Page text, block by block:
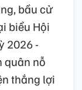
bầu cử
biểu Hội
2026 -
quân nỗ
thắng lợi